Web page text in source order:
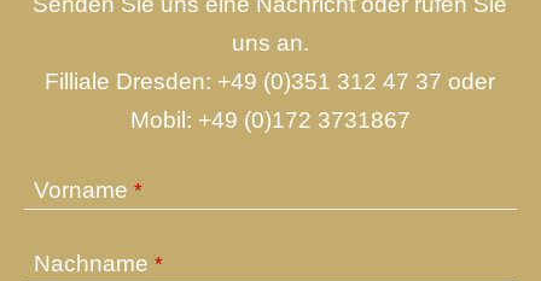
uns an.
Filliale Dresden: +49 (0)351 312 47 37 oder
Mobil: +49 (0)172 3731867
Vorname *
Nachname *